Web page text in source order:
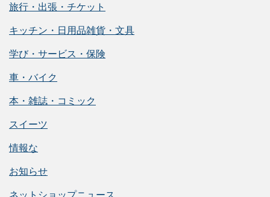
旅行・出張・チケット
キッチン・日用品雑貨・文具
学び・サービス・保険
車・バイク
本・雑誌・コミック
スイーツ
情報な
お知らせ
ネットショップニュース